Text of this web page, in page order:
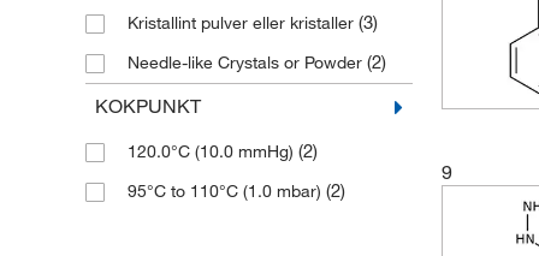
222.27
226.23
240.262(3)
Kristallint pulver eller kristaller (3)
Needle-like Crystals or Powder (2)
Pulver(6)
Shiny Crystalline Flakes(2)
KOKPUNKT
120.0°C (10.0 mmHg) (2)
95°C to 110°C (1.0 mbar) (2)
9